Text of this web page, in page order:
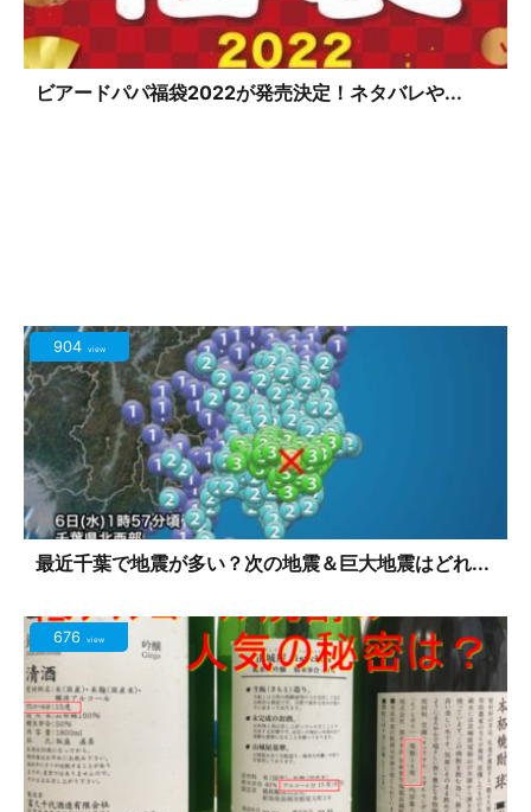
ビアードパパ福袋2022が発売決定！ネタバレや...
904 view
最近千葉で地震が多い？次の地震＆巨大地震はどれ...
676 view